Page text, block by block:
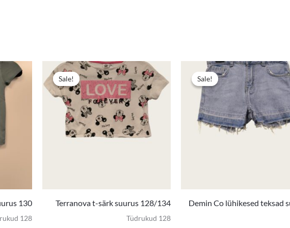
130
128
Sale!
Sale!
Terranova t-särk suurus 128/134
Tüdrukud 128
Algne
hind
oli:
3,00 €.
Sale!
Sale!
Demin Co lühikesed teksad